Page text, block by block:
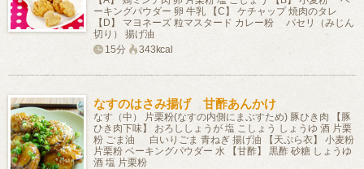
ーキングパウダー 卵 牛乳 【C】 ケチャップ 焼肉のタレ
【D】 マヨネーズ 粒マスタード カレー粉 パセリ（みじん
切り） 揚げ油
15分
343kcal
なすのはさみ揚げ 甘酢あんかけ
なす（中） 片栗粉(なすの内側にまぶすため) 豚ひき肉 【豚
ひき肉下味】 おろししょうが 塩 こしょう しょうゆ 酒 片栗
粉 ごま油 白いりごま 青ねぎ 揚げ油 【天ぷら衣】 小麦粉
片栗粉 ベーキングパウダー 水 【甘酢】 黒酢 砂糖 しょうゆ
酒 塩 片栗粉